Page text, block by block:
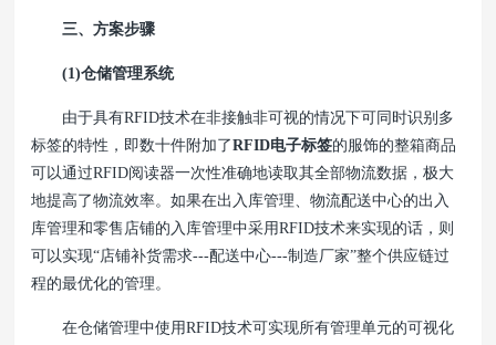
三、方案步骤
(1)仓储管理系统
由于具有RFID技术在非接触非可视的情况下可同时识别多
标签的特性，即数十件附加了RFID电子标签的服饰的整箱商品
可以通过RFID阅读器一次性准确地读取其全部物流数据，极大
地提高了物流效率。如果在出入库管理、物流配送中心的出入
库管理和零售店铺的入库管理中采用RFID技术来实现的话，则
可以实现“店铺补货需求---配送中心---制造厂家”整个供应链过
程的最优化的管理。
在仓储管理中使用RFID技术可实现所有管理单元的可视化